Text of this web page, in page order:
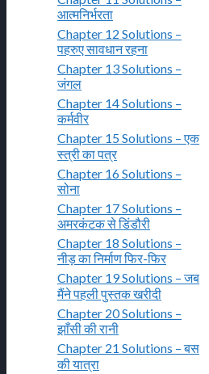
आत्मनिर्भरता
Chapter 12 Solutions –
पहरुए सावधान रहना
Chapter 13 Solutions –
जंगल
Chapter 14 Solutions –
कर्मवीर
Chapter 15 Solutions – एक
स्त्री का पत्र
Chapter 16 Solutions –
सोना
Chapter 17 Solutions –
अमरकंटक से डिंडौरी
Chapter 18 Solutions –
नीड़ का निर्माण फिर-फिर
Chapter 19 Solutions – जब
मैंने पहली पुस्तक खरीदी
Chapter 20 Solutions –
झाँसी की रानी
Chapter 21 Solutions – बस
की यात्रा